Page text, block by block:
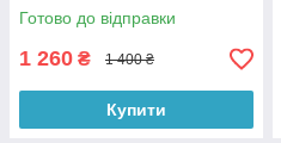
Готово до відправки
1 260 ₴ 1 400 ₴
Купити